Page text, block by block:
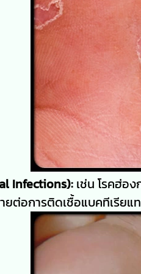
Infections): เช่น โรคฮ่อ
ยต่อการติดเชื้อแบคทีเรียแ